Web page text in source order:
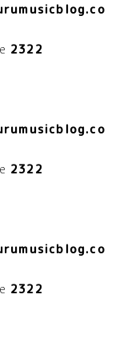
2322
2322
2322